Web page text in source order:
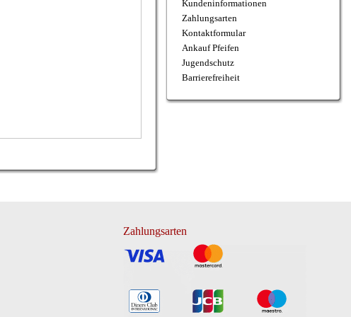
Kundeninformationen
Zahlungsarten
Kontaktformular
Ankauf Pfeifen
Jugendschutz
Barrierefreiheit
Zahlungsarten